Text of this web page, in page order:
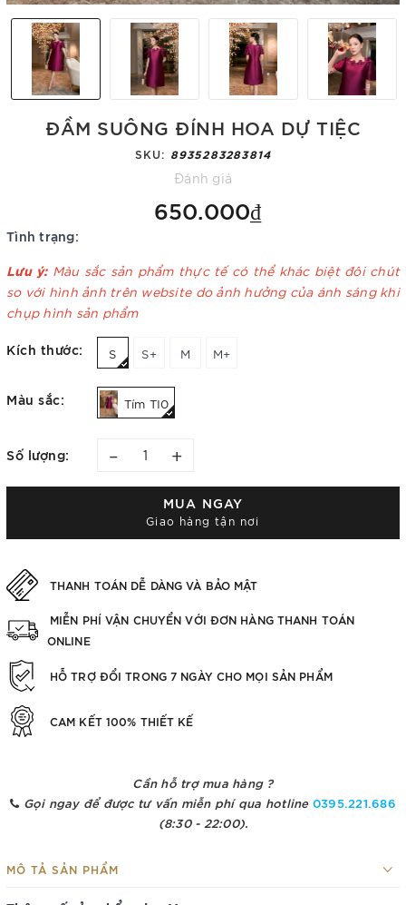
ĐẦM SUÔNG ĐÍNH HOA DỰ TIỆC
SKU: 8935283283814
Đánh giá
650.000₫
Tình trạng:
Lưu ý: Màu sắc sản phẩm thực tế có thể khác biệt đôi chút
so với hình ảnh trên website do ảnh hưởng của ánh sáng khi
chụp hình sản phẩm
Kích thước: S S+ M M+
Màu sắc: Tím TI0
Số lượng: – +
MUA NGAY
Giao hàng tận nơi
THANH TOÁN DỄ DÀNG VÀ BẢO MẬT
MIỄN PHÍ VẬN CHUYỂN VỚI ĐƠN HÀNG THANH TOÁN
ONLINE
HỖ TRỢ ĐỔI TRONG 7 NGÀY CHO MỌI SẢN PHẨM
CAM KẾT 100% THIẾT KẾ
Cần hỗ trợ mua hàng ?
Gọi ngay để được tư vấn miễn phí qua hotline 0395.221.686
(8:30 - 22:00).
MÔ TẢ SẢN PHẨM